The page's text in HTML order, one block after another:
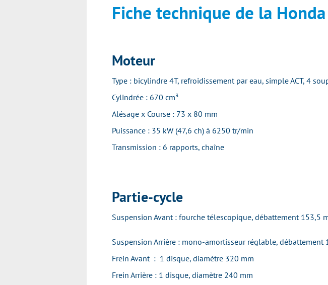
Fiche technique de la
Moteur
Type : bicylindre 4T, refroidissement par eau, simple ACT, 4
Cylindrée : 670 cm³
Alésage x Course : 73 x 80 mm
Puissance : 35 kW (47,6 ch) à 6250 tr/min
Transmission : 6 rapports, chaîne
Partie-cycle
Suspension Avant : fourche télescopique, débattement 153,5
Suspension Arrière : mono-amortisseur réglable, débattement
Frein Avant : 1 disque, diamètre 320 mm
Frein Arrière : 1 disque, diamètre 240 mm